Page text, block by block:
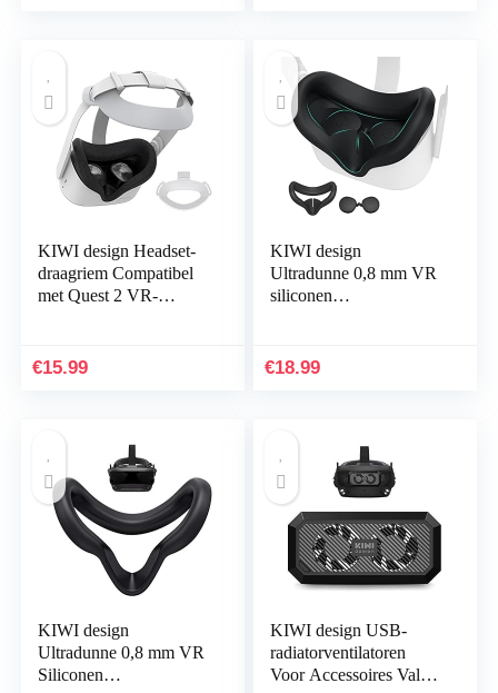
KIWI design Headset-
draagriem Compatibel
met Quest 2 VR-
vermindering van…
€15.99
KIWI design
Ultradunne 0,8 mm VR
siliconen
Compatibel met Quest 2
€18.99
KIWI design
Ultradunne 0,8 mm VR
Siliconen
KIWI design USB-
radiatorventilatoren
Voor Accessoires Valve